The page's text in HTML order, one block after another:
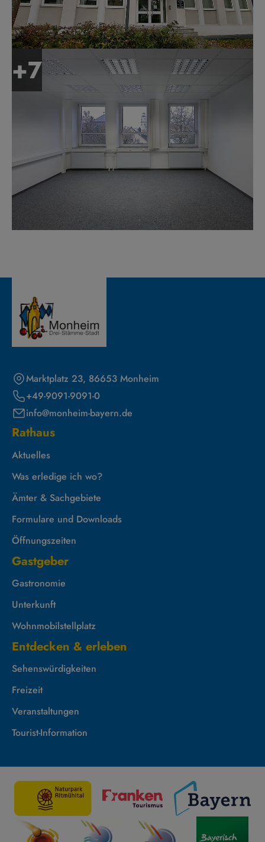
Marktplatz 23, 86653 Monheim
+49-9091-9091-0
info@monheim-bayern.de
Rathaus
Aktuelles
Was erledige ich wo?
Ämter & Sachgebiete
Formulare und Downloads
Öffnungszeiten
Gastgeber
Gastronomie
Unterkunft
Wohnmobilstellplatz
Entdecken & erleben
Sehenswürdigkeiten
Freizeit
Veranstaltungen
Tourist-Information